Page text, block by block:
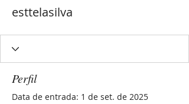
esttelasilva
Perfil
Data de entrada: 1 de set. de 2025